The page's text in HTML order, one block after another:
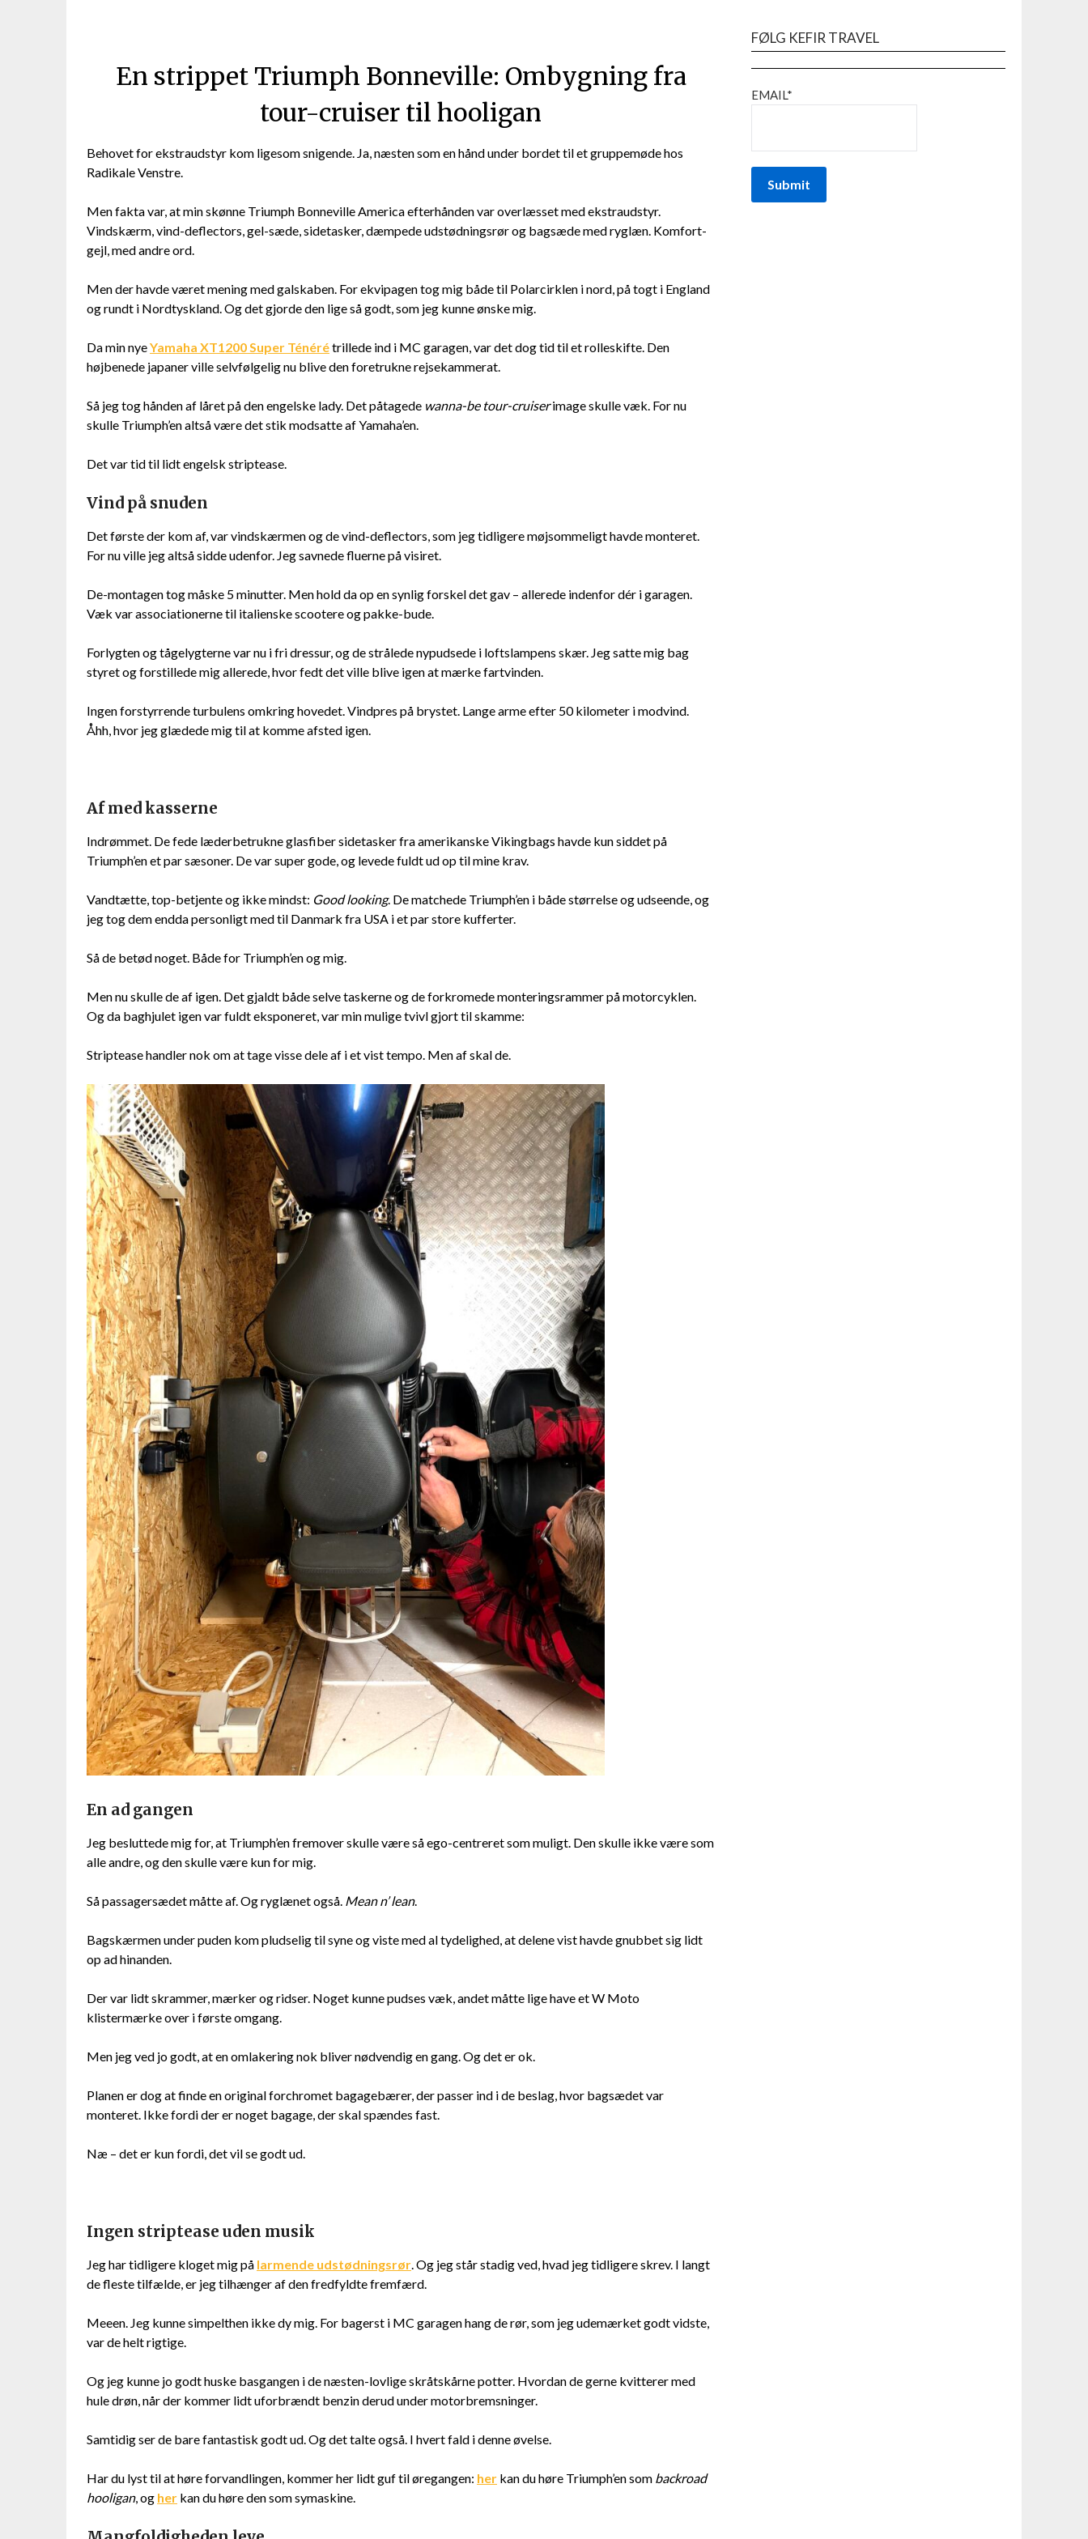
En strippet Triumph Bonneville: Ombygning fra
tour-cruiser til hooligan
Behovet for ekstraudstyr kom ligesom snigende. Ja, næsten som en hånd under bordet til et gruppemøde hos
Radikale Venstre.
Men fakta var, at min skønne Triumph Bonneville America efterhånden var overlæsset med ekstraudstyr.
Vindskærm, vind-deflectors, gel-sæde, sidetasker, dæmpede udstødningsrør og bagsæde med ryglæn. Komfort-
gejl, med andre ord.
Men der havde været mening med galskaben. For ekvipagen tog mig både til Polarcirklen i nord, på togt i England
og rundt i Nordtyskland. Og det gjorde den lige så godt, som jeg kunne ønske mig.
Da min nyeYamaha XT1200 Super Ténérétrillede ind i MC garagen, var det dog tid til et rolleskifte. Den
højbenede japaner ville selvfølgelig nu blive den foretrukne rejsekammerat.
Så jeg tog hånden af låret på den engelske lady. Det påtagede wanna-be tour-cruiserimage skulle væk. For nu
skulle Triumph’en altså være det stik modsatte af Yamaha’en.
Det var tid til lidt engelsk striptease.
Vind på snuden
Det første der kom af, var vindskærmen og de vind-deflectors, som jeg tidligere møjsommeligt havde monteret.
For nu ville jeg altså sidde udenfor. Jeg savnede fluerne på visiret.
De-montagen tog måske 5 minutter. Men hold da op en synlig forskel det gav – allerede indenfor dér i garagen.
Væk var associationerne til italienske scootere og pakke-bude.
Forlygten og tågelygterne var nu i fri dressur, og de strålede nypudsede i loftslampens skær. Jeg satte mig bag
styret og forstillede mig allerede, hvor fedt det ville blive igen at mærke fartvinden.
Ingen forstyrrende turbulens omkring hovedet. Vindpres på brystet. Lange arme efter 50 kilometer i modvind.
Åhh, hvor jeg glædede mig til at komme afsted igen.
Af med kasserne
Indrømmet. De fede læderbetrukne glasfiber sidetasker fra amerikanske Vikingbags havde kun siddet på
Triumph’en et par sæsoner. De var super gode, og levede fuldt ud op til mine krav.
Vandtætte, top-betjente og ikke mindst: Good looking. De matchede Triumph’en i både størrelse og udseende, og
jeg tog dem endda personligt med til Danmark fra USA i et par store kufferter.
Så de betød noget. Både for Triumph’en og mig.
Men nu skulle de af igen. Det gjaldt både selve taskerne og de forkromede monteringsrammer på motorcyklen.
Og da baghjulet igen var fuldt eksponeret, var min mulige tvivl gjort til skamme:
Striptease handler nok om at tage visse dele af i et vist tempo. Men af skal de.
En ad gangen
Jeg besluttede mig for, at Triumph’en fremover skulle være så ego-centreret som muligt. Den skulle ikke være som
alle andre, og den skulle være kun for mig.
Så passagersædet måtte af. Og ryglænet også. Mean n’ lean.
Bagskærmen under puden kom pludselig til syne og viste med al tydelighed, at delene vist havde gnubbet sig lidt
op ad hinanden.
Der var lidt skrammer, mærker og ridser. Noget kunne pudses væk, andet måtte lige have et W Moto
klistermærke over i første omgang.
Men jeg ved jo godt, at en omlakering nok bliver nødvendig en gang. Og det er ok.
Planen er dog at finde en original forchromet bagagebærer, der passer ind i de beslag, hvor bagsædet var
monteret. Ikke fordi der er noget bagage, der skal spændes fast.
Næ – det er kun fordi, det vil se godt ud.
Ingen striptease uden musik
Jeg har tidligere kloget mig på larmende udstødningsrør . Og jeg står stadig ved, hvad jeg tidligere skrev. I langt
de fleste tilfælde, er jeg tilhænger af den fredfyldte fremfærd.
Meeen. Jeg kunne simpelthen ikke dy mig. For bagerst i MC garagen hang de rør, som jeg udemærket godt vidste,
var de helt rigtige.
Og jeg kunne jo godt huske basgangen i de næsten-lovlige skråtskårne potter. Hvordan de gerne kvitterer med
hule drøn, når der kommer lidt uforbrændt benzin derud under motorbremsninger.
Samtidig ser de bare fantastisk godt ud. Og det talte også. I hvert fald i denne øvelse.
Har du lyst til at høre forvandlingen, kommer her lidt guf til øregangen: her kan du høre Triumph’en som backroad
hooligan, og her kan du høre den som symaskine.
FØLG KEFIR TRAVEL
EMAIL*